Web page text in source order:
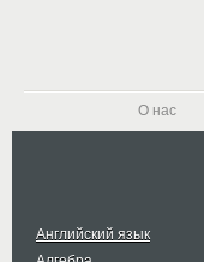
О нас
Английский язык